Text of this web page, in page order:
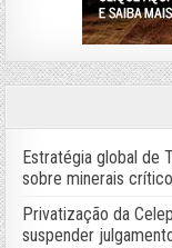
Estratégia global de
sobre minerais
Privatização da
suspender